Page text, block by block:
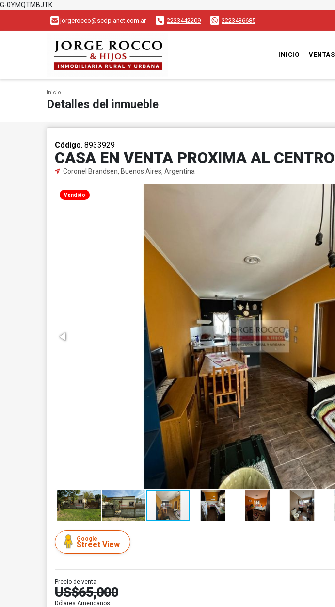
G-0YMQTMBJTK
jorgerocco@scdplanet.com.ar 2223442209 2223436685
INICIO VENTAS
Inicio
Detalles del inmueble
Código. 8933929
CASA EN VENTA PROXIMA AL CENTRO
Coronel Brandsen, Buenos Aires, Argentina
Vendido
Google
Street View
Precio de venta
US$65,000
Dólares Americanos